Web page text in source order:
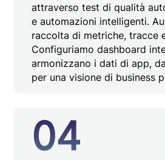
attraverso test di qualità
e automazioni intelligenti.
raccolta di metriche, tracce
Configuriamo dashboard
armonizzano i dati di app,
per una visione di business
04